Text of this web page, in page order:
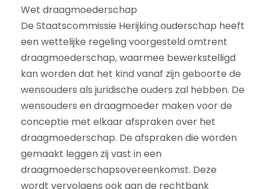
Wet draagmoederschap
De Staatscommissie Herijking ouderschap heeft
een wettelijke regeling voorgesteld omtrent
draagmoederschap, waarmee bewerkstelligd
kan worden dat het kind vanaf zijn geboorte de
wensouders als juridische ouders zal hebben. De
wensouders en draagmoeder maken voor de
conceptie met elkaar afspraken over het
draagmoederschap. De afspraken die worden
gemaakt leggen zij vast in een
draagmoederschapsovereenkomst. Deze
wordt vervolgens ook aan de rechtbank